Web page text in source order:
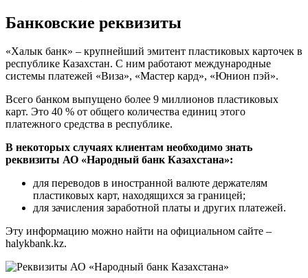
Банковские реквизиты
«Халык банк» – крупнейший эмитент пластиковых карточек в
республике Казахстан. С ним работают международные
системы платежей «Виза», «Мастер кард», «Юнион пэй».
Всего банком выпущено более 9 миллионов пластиковых
карт. Это 40 % от общего количества единиц этого
платежного средства в республике.
В некоторых случаях клиентам необходимо знать
реквизиты АО «Народный банк Казахстана»:
для переводов в иностранной валюте держателям
пластиковых карт, находящихся за границей;
для зачисления заработной платы и других платежей.
Эту информацию можно найти на официальном сайте –
halykbank.kz.